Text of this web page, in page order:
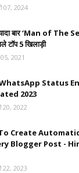
07, 2024
बार ‘Man of The
टॉप 5 खिलाड़ी
2021
Status
2023
20, 2022
Create
Blogger Post -
22, 2023